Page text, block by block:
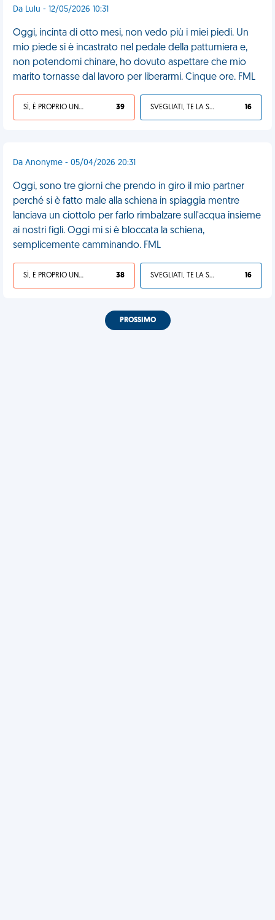
Da Lulu - 12/05/2026 10:31
Oggi, incinta di otto mesi, non vedo più i miei piedi. Un
mio piede si è incastrato nel pedale della pattumiera e,
non potendomi chinare, ho dovuto aspettare che mio
marito tornasse dal lavoro per liberarmi. Cinque ore. FML
SÌ, È PROPRIO UNA VDM! 39 SVEGLIATI, TE LA SEI CERCATA! 16
Da Anonyme - 05/04/2026 20:31
Oggi, sono tre giorni che prendo in giro il mio partner
perché si è fatto male alla schiena in spiaggia mentre
lanciava un ciottolo per farlo rimbalzare sull'acqua insieme
ai nostri figli. Oggi mi si è bloccata la schiena,
semplicemente camminando. FML
SÌ, È PROPRIO UNA VDM! 38 SVEGLIATI, TE LA SEI CERCATA! 16
PROSSIMO